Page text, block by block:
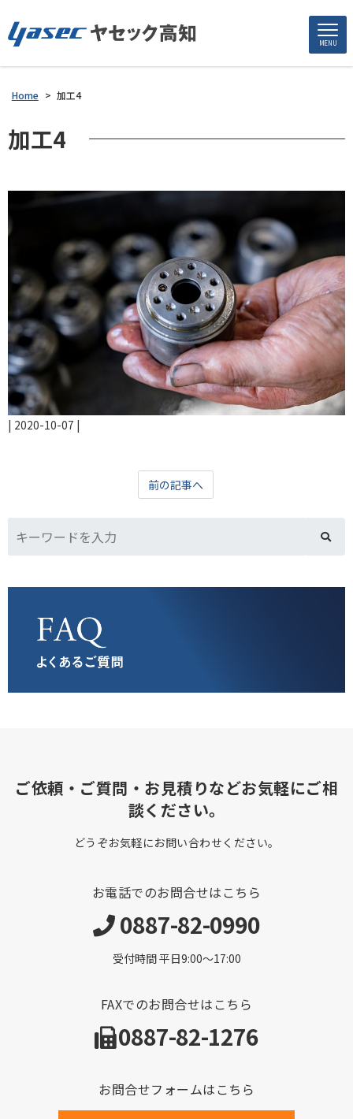
MENU
Home > 加工4
加工4
| 2020-10-07 |
前の記事へ
ご依頼・ご質問・お見積りなどお気軽にご相
談ください。
どうぞお気軽にお問い合わせください。
お電話でのお問合せはこちら
0887-82-0990
受付時間 平日9:00〜17:00
FAXでのお問合せはこちら
0887-82-1276
お問合せフォームはこちら